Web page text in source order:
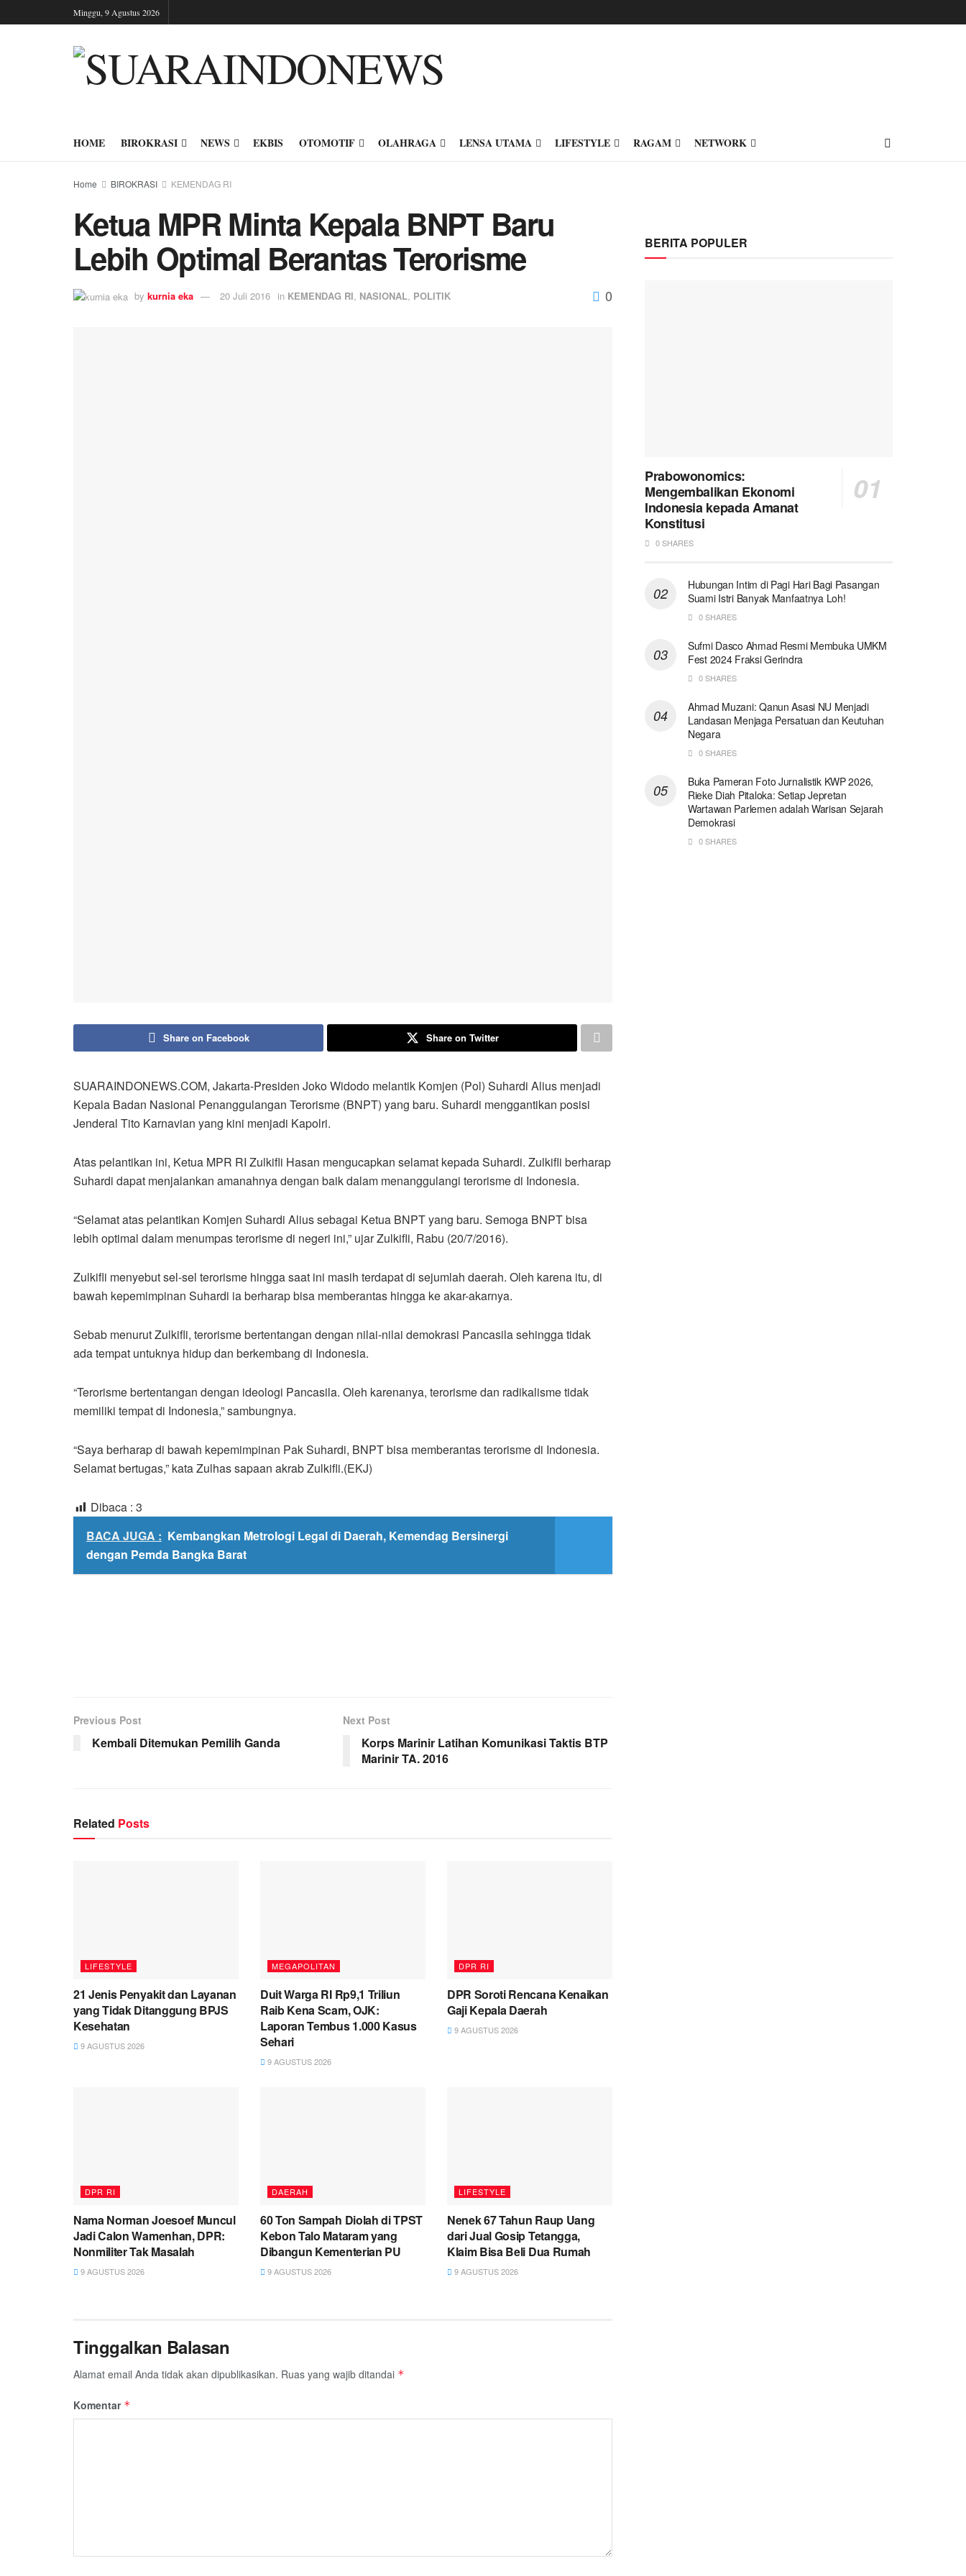
Minggu, 9 Agustus 2026
HOME BIROKRASI NEWS EKBIS OTOMOTIF OLAHRAGA LENSA UTAMA LIFESTYLE RAGAM NETWORK
Home BIROKRASI KEMENDAG RI
Ketua MPR Minta Kepala BNPT Baru
Lebih Optimal Berantas Terorisme
by kurnia eka 20 Juli 2016 in KEMENDAG RI, NASIONAL, POLITIK 0
Share on Facebook Share on Twitter
SUARAINDONEWS.COM, Jakarta-Presiden Joko Widodo melantik Komjen (Pol) Suhardi Alius menjadi
Kepala Badan Nasional Penanggulangan Terorisme (BNPT) yang baru. Suhardi menggantikan posisi
Jenderal Tito Karnavian yang kini menjadi Kapolri.
Atas pelantikan ini, Ketua MPR RI Zulkifli Hasan mengucapkan selamat kepada Suhardi. Zulkifli berharap
Suhardi dapat menjalankan amanahnya dengan baik dalam menanggulangi terorisme di Indonesia.
“Selamat atas pelantikan Komjen Suhardi Alius sebagai Ketua BNPT yang baru. Semoga BNPT bisa
lebih optimal dalam menumpas terorisme di negeri ini,” ujar Zulkifli, Rabu (20/7/2016).
Zulkifli menyebut sel-sel terorisme hingga saat ini masih terdapat di sejumlah daerah. Oleh karena itu, di
bawah kepemimpinan Suhardi ia berharap bisa memberantas hingga ke akar-akarnya.
Sebab menurut Zulkifli, terorisme bertentangan dengan nilai-nilai demokrasi Pancasila sehingga tidak
ada tempat untuknya hidup dan berkembang di Indonesia.
“Terorisme bertentangan dengan ideologi Pancasila. Oleh karenanya, terorisme dan radikalisme tidak
memiliki tempat di Indonesia,” sambungnya.
“Saya berharap di bawah kepemimpinan Pak Suhardi, BNPT bisa memberantas terorisme di Indonesia.
Selamat bertugas,” kata Zulhas sapaan akrab Zulkifli.(EKJ)
Dibaca : 3
BACA JUGA : Kembangkan Metrologi Legal di Daerah, Kemendag Bersinergi
dengan Pemda Bangka Barat
Previous Post
Kembali Ditemukan Pemilih Ganda
Next Post
Korps Marinir Latihan Komunikasi Taktis BTP
Marinir TA. 2016
Related Posts
LIFESTYLE
21 Jenis Penyakit dan Layanan
yang Tidak Ditanggung BPJS
Kesehatan
9 AGUSTUS 2026
MEGAPOLITAN
Duit Warga RI Rp9,1 Triliun
Raib Kena Scam, OJK:
Laporan Tembus 1.000 Kasus
Sehari
9 AGUSTUS 2026
DPR RI
DPR Soroti Rencana Kenaikan
Gaji Kepala Daerah
9 AGUSTUS 2026
DPR RI
Nama Norman Joesoef Muncul
Jadi Calon Wamenhan, DPR:
Nonmiliter Tak Masalah
9 AGUSTUS 2026
DAERAH
60 Ton Sampah Diolah di TPST
Kebon Talo Mataram yang
Dibangun Kementerian PU
9 AGUSTUS 2026
LIFESTYLE
Nenek 67 Tahun Raup Uang
dari Jual Gosip Tetangga,
Klaim Bisa Beli Dua Rumah
9 AGUSTUS 2026
Tinggalkan Balasan
Alamat email Anda tidak akan dipublikasikan. Ruas yang wajib ditandai *
Komentar *
BERITA POPULER
Prabowonomics:
Mengembalikan Ekonomi
Indonesia kepada Amanat
Konstitusi
0 SHARES
Hubungan Intim di Pagi Hari Bagi Pasangan
Suami Istri Banyak Manfaatnya Loh!
0 SHARES
Sufmi Dasco Ahmad Resmi Membuka UMKM
Fest 2024 Fraksi Gerindra
0 SHARES
Ahmad Muzani: Qanun Asasi NU Menjadi
Landasan Menjaga Persatuan dan Keutuhan
Negara
0 SHARES
Buka Pameran Foto Jurnalistik KWP 2026,
Rieke Diah Pitaloka: Setiap Jepretan
Wartawan Parlemen adalah Warisan Sejarah
Demokrasi
0 SHARES